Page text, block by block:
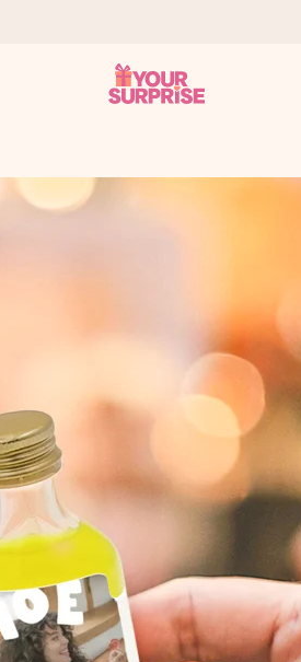
zodat jij kunt geven op precies het
Google Reviews
die raakt. Zonder gedoe,